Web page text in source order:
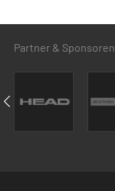
Partner & Sponsoren